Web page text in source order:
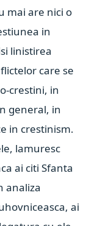
mai are nici o
in
linistirea
care se
crestini, in
general, in
in crestinism.
lamuresc
ai citi Sfanta
analiza
ai